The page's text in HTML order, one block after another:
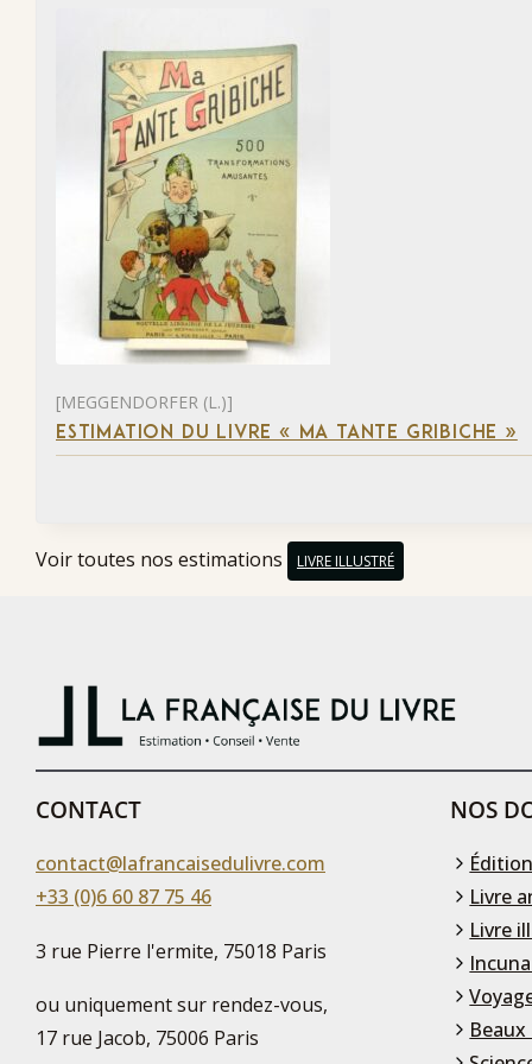
[MEGGENDORFER (L.)]
ESTIMATION DU LIVRE « MA TANTE GRIBICHE »
Voir toutes nos estimations LIVRE ILLUSTRÉ
CONTACT
contact@lafrancaisedulivre.com
+33 (0)6 60 87 75 46
3 rue Pierre l'ermite, 75018 Paris
ou uniquement sur rendez-vous,
17 rue Jacob, 75006 Paris
NOS
Livre
Livre